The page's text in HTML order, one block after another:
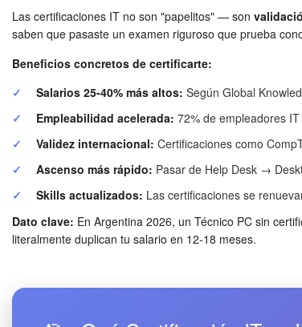
Las certificaciones IT no son "papelitos" — son
saben que pasaste un examen riguroso que prueba
Beneficios concretos de certificarte:
✓
Salarios 25-40% más altos: Según Global
✓
Empleabilidad acelerada: 72% de empleadores
✓
Validez internacional: Certificaciones como
✓
Ascenso más rápido: Pasar de Help Desk →
✓
Skills actualizados: Las certificaciones se
Dato clave: En Argentina 2026, un Técnico PC sin
literalmente duplican tu salario en 12-18 meses.